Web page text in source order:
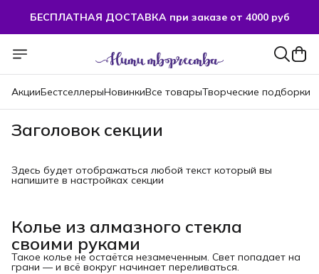
БЕСПЛАТНАЯ ДОСТАВКА при заказе от 4000 руб
АкцииБестселлерыНовинкиВсе товарыТворческие подборки
Заголовок секции
Здесь будет отображаться любой текст который вы
напишите в настройках секции
Колье из алмазного стекла
своими руками
Такое колье не остаётся незамеченным. Свет попадает на
грани — и всё вокруг начинает переливаться.